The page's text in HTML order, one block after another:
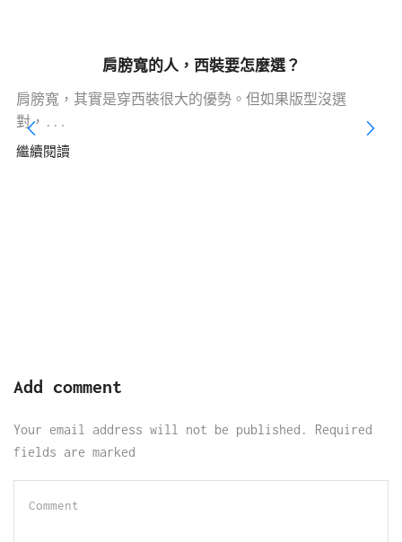
肩膀寬的人，西裝要怎麼選？
肩膀寬，其實是穿西裝很大的優勢。但如果版型沒選
對，...
繼續閱讀
Add comment
Your email address will not be published. Required
fields are marked